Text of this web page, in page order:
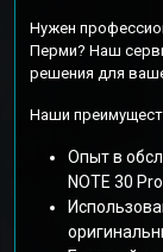
Нужен
Перми? Наш
решения для
Наши
Опыт в
NOTE 30 Pro.